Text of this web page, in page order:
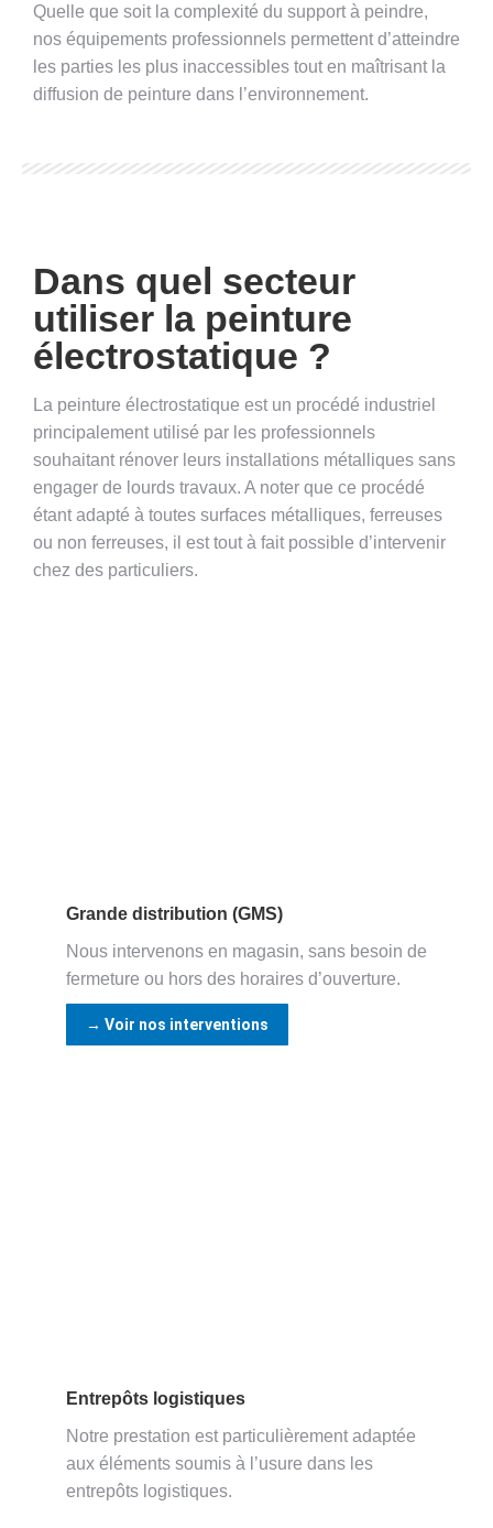
Quelle que soit la complexité du support à peindre,
nos équipements professionnels permettent d’atteindre
les parties les plus inaccessibles tout en maîtrisant la
diffusion de peinture dans l’environnement.
Dans quel secteur
utiliser la peinture
électrostatique ?
La peinture électrostatique est un procédé industriel
principalement utilisé par les professionnels
souhaitant rénover leurs installations métalliques sans
engager de lourds travaux. A noter que ce procédé
étant adapté à toutes surfaces métalliques, ferreuses
ou non ferreuses, il est tout à fait possible d’intervenir
chez des particuliers.
Grande distribution (GMS)
Nous intervenons en magasin, sans besoin de
fermeture ou hors des horaires d’ouverture.
→ Voir nos interventions
Entrepôts logistiques
Notre prestation est particulièrement adaptée
aux éléments soumis à l’usure dans les
entrepôts logistiques.